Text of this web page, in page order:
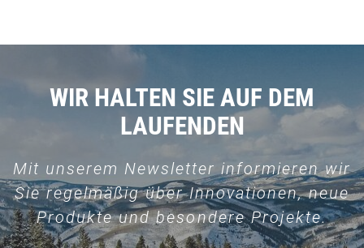
WIR HALTEN SIE AUF DEM
LAUFENDEN
Mit unserem Newsletter informieren wir
Sie regelmäßig über Innovationen, neue
Produkte und besondere Projekte.